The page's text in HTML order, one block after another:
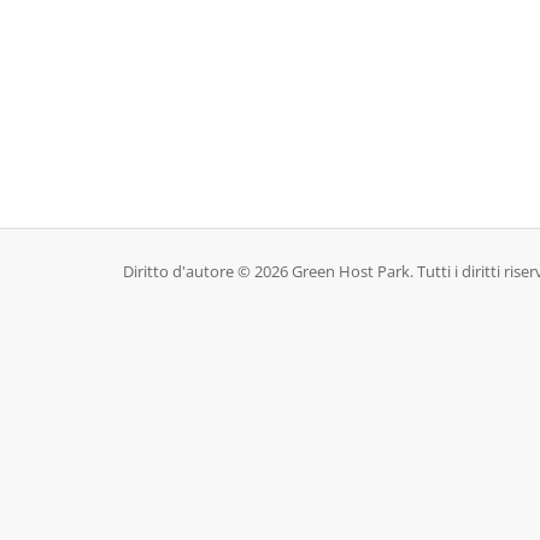
Diritto d'autore © 2026 Green Host Park. Tutti i diritti